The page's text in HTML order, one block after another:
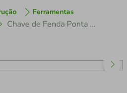
Ferramentas
Chave de Fenda Ponta Cruzada em Aço Cromo Vanádio 3x125mm 1/8x5" Tramontina PRO